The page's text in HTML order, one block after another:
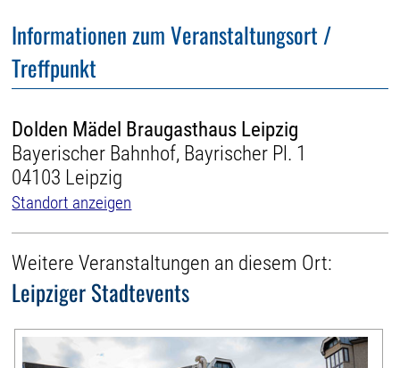
Informationen zum Veranstaltungsort /
Treffpunkt
Dolden Mädel Braugasthaus Leipzig
Bayerischer Bahnhof, Bayrischer Pl. 1
04103 Leipzig
Standort anzeigen
Weitere Veranstaltungen an diesem Ort:
Leipziger Stadtevents